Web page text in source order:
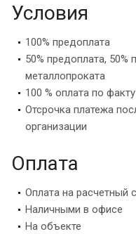
Условия
100% предоплата
50% предоплата, 50%
металлопроката
100 % оплата по
Отсрочка платежа
организации
Оплата
Оплата на расчетный
Наличными в офисе
На объекте